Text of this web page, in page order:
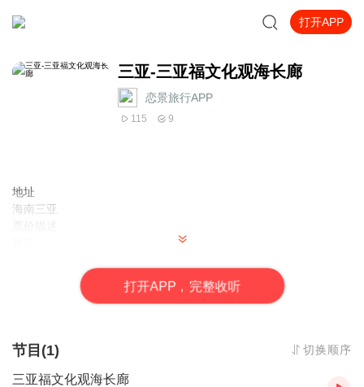
打开APP
三亚-三亚福文化观海长廊
恋景旅行APP
115 9
地址
海南三亚
打开APP，完整收听
节目(1) 切换顺序
三亚福文化观海长廊